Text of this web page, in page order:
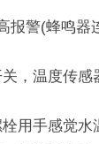
报警(蜂鸣器
，温度传感
用手感觉水